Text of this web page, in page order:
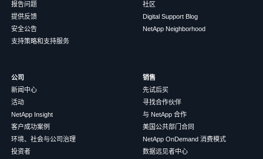
报告问题
提供反馈
安全公告
支持策略和支持服务
社区
Digital Support Blog
NetApp Neighborhood
公司
新闻中心
活动
NetApp Insight
客户成功案例
环境、社会与公司治理
投资者
销售
先试后买
寻找合作伙伴
与 NetApp 合作
美国公共部门合同
NetApp OnDemand 消费模式
数据远见者中心